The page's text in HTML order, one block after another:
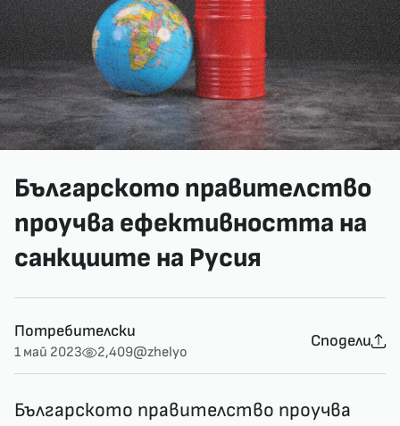
Българското правителство
проучва ефективността на
санкциите на Русия
Потребителски
1 май 2023 2,409@zhelyo
Сподели
Българското правителство проучва